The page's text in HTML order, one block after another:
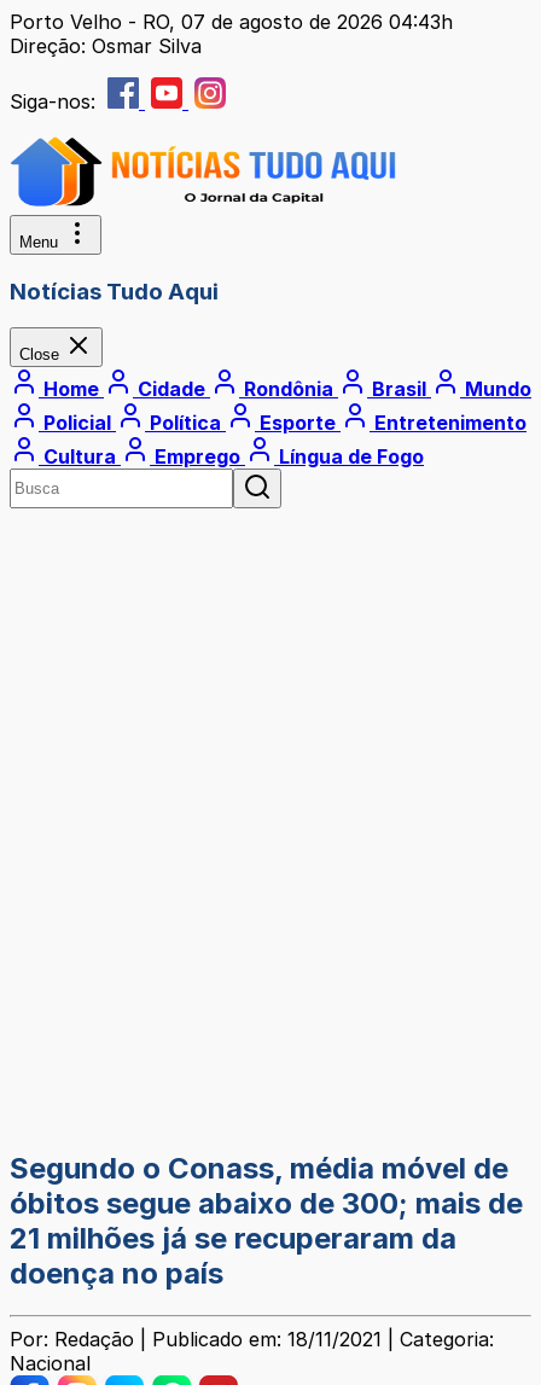
Porto Velho - RO, 07 de agosto de 2026 04:43h
Direção: Osmar Silva
Siga-nos:
Menu
Notícias Tudo Aqui
Close
Home Cidade Rondônia Brasil
Mundo
Policial
Política Esporte
Entretenimento
Cultura
Emprego Língua de Fogo
Segundo o Conass, média móvel de
óbitos segue abaixo de 300; mais de
21 milhões já se recuperaram da
doença no país
Por: Redação | Publicado em: 18/11/2021 | Categoria:
Nacional